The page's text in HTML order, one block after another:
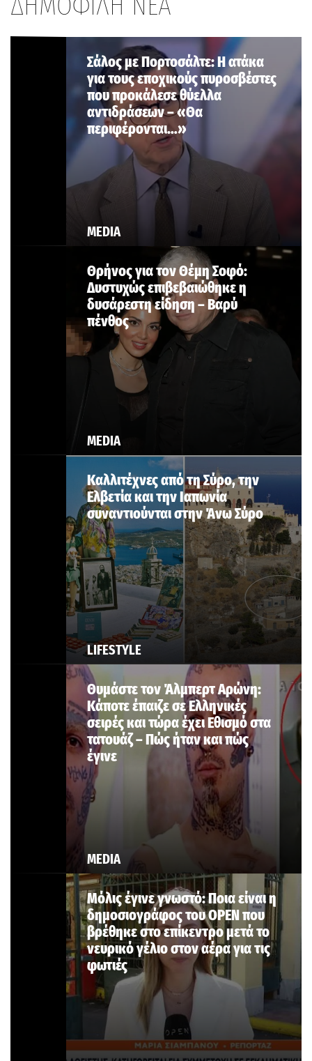
MEDIA
Σάλος με Πορτοσάλτε: Η ατάκα
για τους εποχικούς πυροσβέστες
που προκάλεσε θύελλα
αντιδράσεων – «Θα
περιφέρονται…»
MEDIA
Θρήνος για τον Θέμη Σοφό:
Δυστυχώς επιβεβαιώθηκε η
δυσάρεστη είδηση – Βαρύ
πένθος
LIFESTYLE
Καλλιτέχνες από τη Σύρο, την
Ελβετία και την Ιαπωνία
συναντιούνται στην Άνω Σύρο
MEDIA
Θυμάστε τον Άλμπερτ Αρώνη:
Κάποτε έπαιζε σε Ελληνικές
σειρές και τώρα έχει Εθισμό στα
τατουάζ – Πώς ήταν και πώς
έγινε
Μόλις έγινε γνωστό: Ποια είναι η
δημοσιογράφος του OPEN που
βρέθηκε στο επίκεντρο μετά το
νευρικό γέλιο στον αέρα για τις
φωτιές